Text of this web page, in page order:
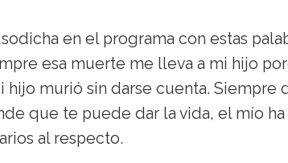
en el programa con estas
esa muerte me lleva a mi hijo
hijo murió sin darse cuenta. Siempre
que te puede dar la vida, el mío ha
al respecto.